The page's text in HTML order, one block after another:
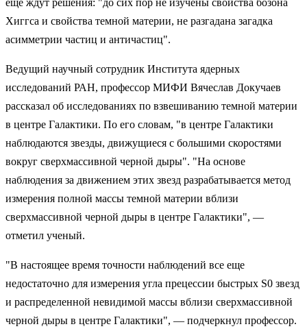
Хиггса и свойства темной материи, не разгадана загадка
асимметрии частиц и античастиц".
Ведущий научный сотрудник Института ядерных
исследований РАН, профессор МИФИ Вячеслав Докучаев
рассказал об исследованиях по взвешиванию темной материи
в центре Галактики. По его словам, "в центре Галактики
наблюдаются звезды, движущиеся с большими скоростями
вокруг сверхмассивной черной дыры". "На основе
наблюдения за движением этих звезд разрабатывается метод
измерения полной массы темной материи вблизи
сверхмассивной черной дыры в центре Галактики", —
отметил ученый.
"В настоящее время точности наблюдений все еще
недостаточно для измерения угла прецессии быстрых S0 звезд
и распределенной невидимой массы вблизи сверхмассивной
черной дыры в центре Галактики", — подчеркнул профессор.